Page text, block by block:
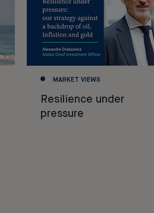
MARKET VIEWS
Resilience under
pressure